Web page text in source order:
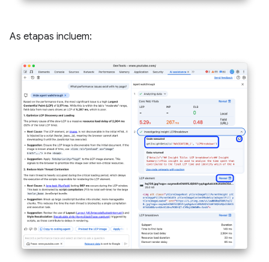
As etapas incluem: